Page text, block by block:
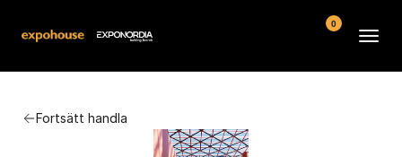
Fortsätt handla
0